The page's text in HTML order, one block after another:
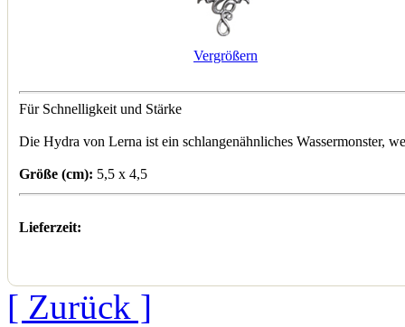
Vergrößern
Für Schnelligkeit und Stärke
Die Hydra von Lerna ist ein schlangenähnliches Wassermonster,
Größe (cm): 5,5 x 4,5
Lieferzeit:
[ Zurück ]